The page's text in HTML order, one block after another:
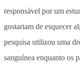
responsável por um
gostariam de esquecer
pesquisa utilizou uma
sanguínea enquanto os